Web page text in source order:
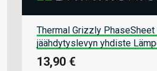
Thermal Grizzly
jäähdytyslevyn yhdiste
13,90 €